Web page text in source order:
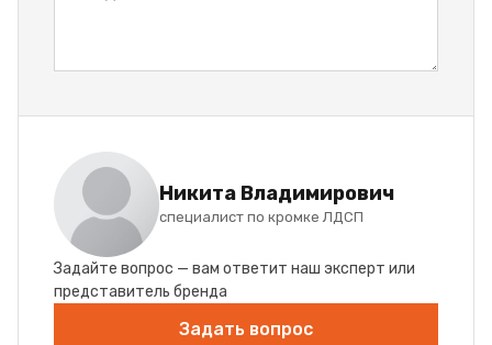
Никита Владимирович
специалист по кромке ЛДСП
Задайте вопрос — вам ответит наш эксперт или
представитель бренда
Задать вопрос